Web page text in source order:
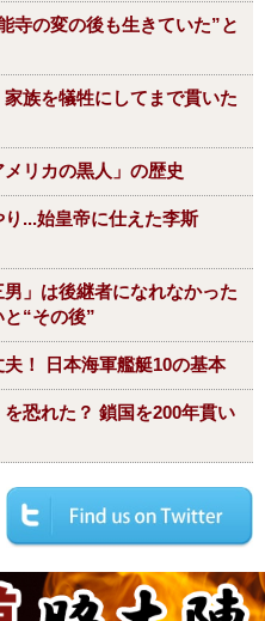
寺の変の後も生きていた”と
族を犠牲にしてまで貫いた
リカの黒人」の歴史
...始皇帝に仕えた李斯
」は後継者になれなかった
“その後”
！ 日本海軍艦艇10の基本
恐れた？ 鎖国を200年貫い